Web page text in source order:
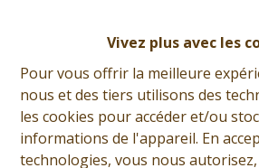
Vivez plus avec les
Pour vous offrir la meilleure
nous et des tiers utilisons des
les cookies pour accéder et/ou
informations de l'appareil. En
technologies, vous nous
Giorgio Marsala
Demande
+32 (0)65 31 96 96